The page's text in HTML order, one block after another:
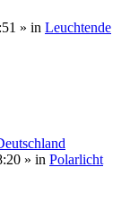
» in Leuchtende
» in Polarlicht